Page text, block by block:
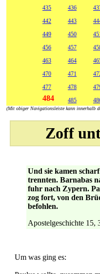
435
436
442
443
449
450
456
457
463
464
470
471
477
478
484 485
(Mit obiger Navigationsleiste kann innerhalb
Zoff
Und sie kamen
trennten. Barnabas
fuhr nach Zypern.
zog fort, von den
befohlen.
Apostelgeschichte 15,
Um was ging es: